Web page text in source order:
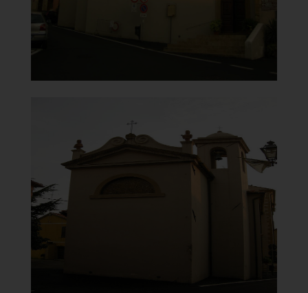
Clicca per ingrandire
Chiesa della Madonna del
Carmine